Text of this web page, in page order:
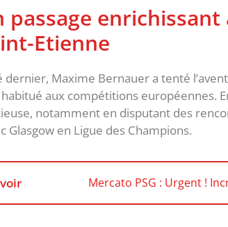
passage
Etienne
dernier, Maxime Bernauer a tenté
aux compétitions européennes.
notamment en disputant des
Glasgow en Ligue des Champions.
Mercato PSG : Urgent !